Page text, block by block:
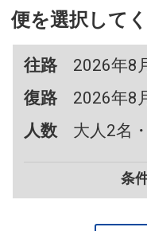
便を選択して
往路
2026年8
復路
2026年8
人数
大人2名
条